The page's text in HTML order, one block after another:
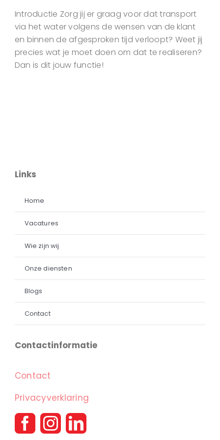
Introductie Zorg jij er graag voor dat transport
via het water volgens de wensen van de klant
en binnen de afgesproken tijd verloopt? Weet jij
precies wat je moet doen om dat te realiseren?
Dan is dit jouw functie!
Links
Home
Vacatures
Wie zijn wij
Onze diensten
Blogs
Contact
Contactinformatie
Contact
Privacyverklaring